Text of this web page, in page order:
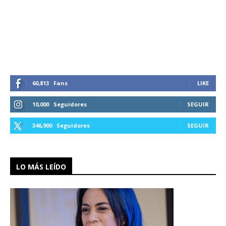
60,813 Fans LIKE
10,000 Seguidores SEGUIR
346,900 Seguidores SEGUIR
LO MÁS LEÍDO